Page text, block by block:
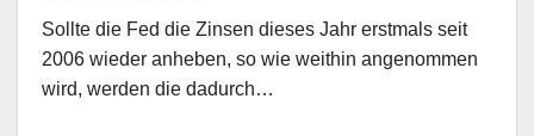
Sollte die Fed die Zinsen dieses Jahr erstmals seit
2006 wieder anheben, so wie weithin angenommen
wird, werden die dadurch…